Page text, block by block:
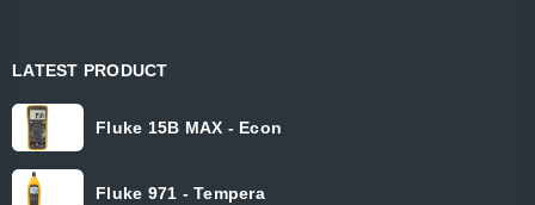
LATEST PRODUCT
Fluke 15B MAX - Econ
Fluke 971 - Tempera